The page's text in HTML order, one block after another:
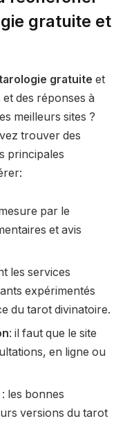
gratuite et
gratuite et
des réponses à
meilleurs sites ?
trouver des
principales
par le
et avis
les services
expérimentés
du tarot divinatoire.
: il faut que le site
en ligne ou
les bonnes
versions du tarot